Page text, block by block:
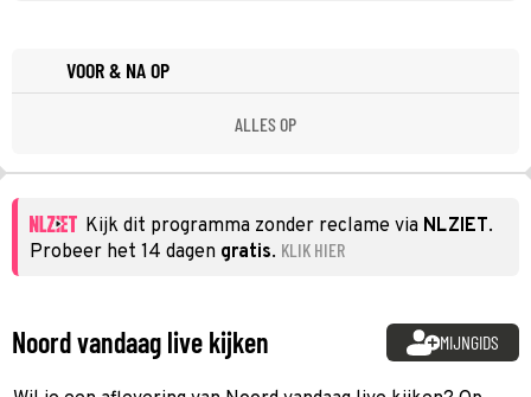
VOOR & NA OP
ALLES OP
Kijk dit programma zonder reclame via NLZIET.
Probeer het 14 dagen gratis. KLIK HIER
Noord vandaag live kijken MIJNGIDS